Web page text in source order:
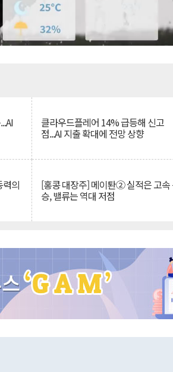
클라우드플레어 14% 급등해 신고
점...AI 지출 확대에 전망 상향
의 [홍콩 대장주] 메이퇀② 실적은 고속
승, 밸류는 역대 저점